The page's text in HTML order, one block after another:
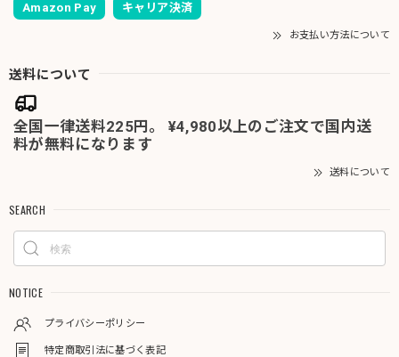
Amazon Pay キャリア決済
お支払い方法について
送料について
全国一律送料225円。 ¥4,980以上のご注文で国内送
料が無料になります
送料について
SEARCH
NOTICE
プライバシーポリシー
特定商取引法に基づく表記